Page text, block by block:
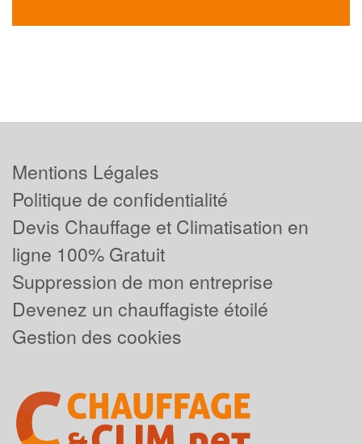
Mentions Légales
Politique de confidentialité
Devis Chauffage et Climatisation en
ligne 100% Gratuit
Suppression de mon entreprise
Devenez un chauffagiste étoilé
Gestion des cookies